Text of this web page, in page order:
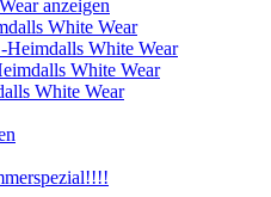
anzeigen
White Wear
White Wear
White Wear
White Wear